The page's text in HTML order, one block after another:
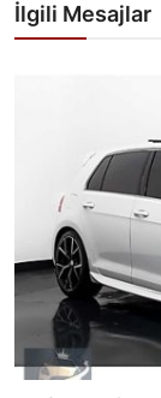
İlgili Mesajlar